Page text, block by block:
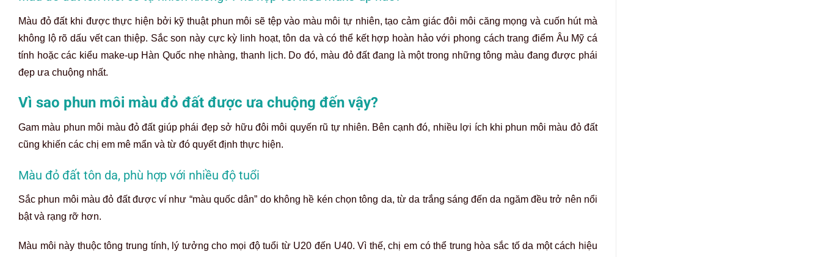
Màu đỏ đất khi được thực hiện bởi kỹ thuật phun môi sẽ tệp vào màu môi tự nhiên, tạo cảm giác đôi môi căng mọng và cuốn hút mà
không lộ rõ dấu vết can thiệp. Sắc son này cực kỳ linh hoạt, tôn da và có thể kết hợp hoàn hảo với phong cách trang điểm Âu Mỹ cá
tính hoặc các kiểu make-up Hàn Quốc nhẹ nhàng, thanh lịch. Do đó, màu đỏ đất đang là một trong những tông màu đang được phái
đẹp ưa chuộng nhất.
Vì sao phun môi màu đỏ đất được ưa chuộng đến vậy?
Gam màu phun môi màu đỏ đất giúp phái đẹp sở hữu đôi môi quyến rũ tự nhiên. Bên cạnh đó, nhiều lợi ích khi phun môi màu đỏ đất
cũng khiến các chị em mê mẩn và từ đó quyết định thực hiện.
Màu đỏ đất tôn da, phù hợp với nhiều độ tuổi
Sắc phun môi màu đỏ đất được ví như “màu quốc dân” do không hề kén chọn tông da, từ da trắng sáng đến da ngăm đều trở nên nổi
bật và rạng rỡ hơn.
Màu môi này thuộc tông trung tính, lý tưởng cho mọi độ tuổi từ U20 đến U40. Vì thế, chị em có thể trung hòa sắc tố da một cách hiệu